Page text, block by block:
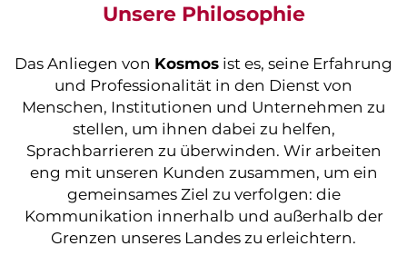
Unsere Philosophie
Das Anliegen von Kosmos ist es, seine Erfahrung
und Professionalität in den Dienst von
Menschen, Institutionen und Unternehmen zu
stellen, um ihnen dabei zu helfen,
Sprachbarrieren zu überwinden. Wir arbeiten
eng mit unseren Kunden zusammen, um ein
gemeinsames Ziel zu verfolgen: die
Kommunikation innerhalb und außerhalb der
Grenzen unseres Landes zu erleichtern.